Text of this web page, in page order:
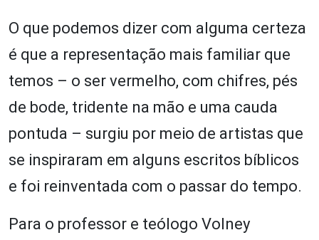
O que podemos dizer com alguma certeza
é que a representação mais familiar que
temos – o ser vermelho, com chifres, pés
de bode, tridente na mão e uma cauda
pontuda – surgiu por meio de artistas que
se inspiraram em alguns escritos bíblicos
e foi reinventada com o passar do tempo.
Para o professor e teólogo Volney